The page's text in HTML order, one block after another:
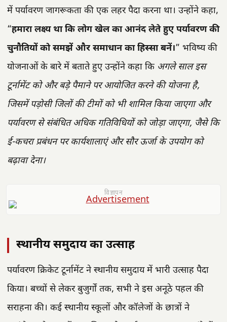
में पर्यावरण जागरूकता की एक लहर पैदा करना था। उन्होंने कहा,
“हमारा लक्ष्य था कि लोग खेल का आनंद लेते हुए पर्यावरण की
चुनौतियों को समझें और समाधान का हिस्सा बनें।” भविष्य की
योजनाओं के बारे में बताते हुए उन्होंने कहा कि अगले साल इस
टूर्नामेंट को और बड़े पैमाने पर आयोजित करने की योजना है,
जिसमें पड़ोसी जिलों की टीमों को भी शामिल किया जाएगा और
पर्यावरण से संबंधित अधिक गतिविधियों को जोड़ा जाएगा, जैसे कि
ई-कचरा प्रबंधन पर कार्यशालाएं और सौर ऊर्जा के उपयोग को
बढ़ावा देना।
विज्ञापन
स्थानीय समुदाय का उत्साह
पर्यावरण क्रिकेट टूर्नामेंट ने स्थानीय समुदाय में भारी उत्साह पैदा
किया। बच्चों से लेकर बुजुर्गों तक, सभी ने इस अनूठे पहल की
सराहना की। कई स्थानीय स्कूलों और कॉलेजों के छात्रों ने